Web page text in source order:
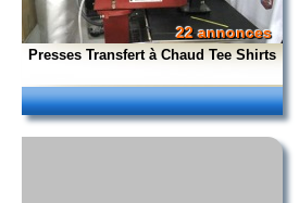
22 annonces
Presses Transfert à Chaud Tee Shirts